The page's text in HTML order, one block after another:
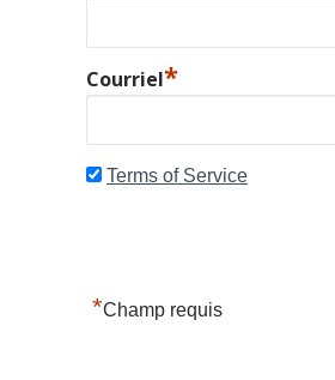
Courriel*
Terms of Service
*Champ requis